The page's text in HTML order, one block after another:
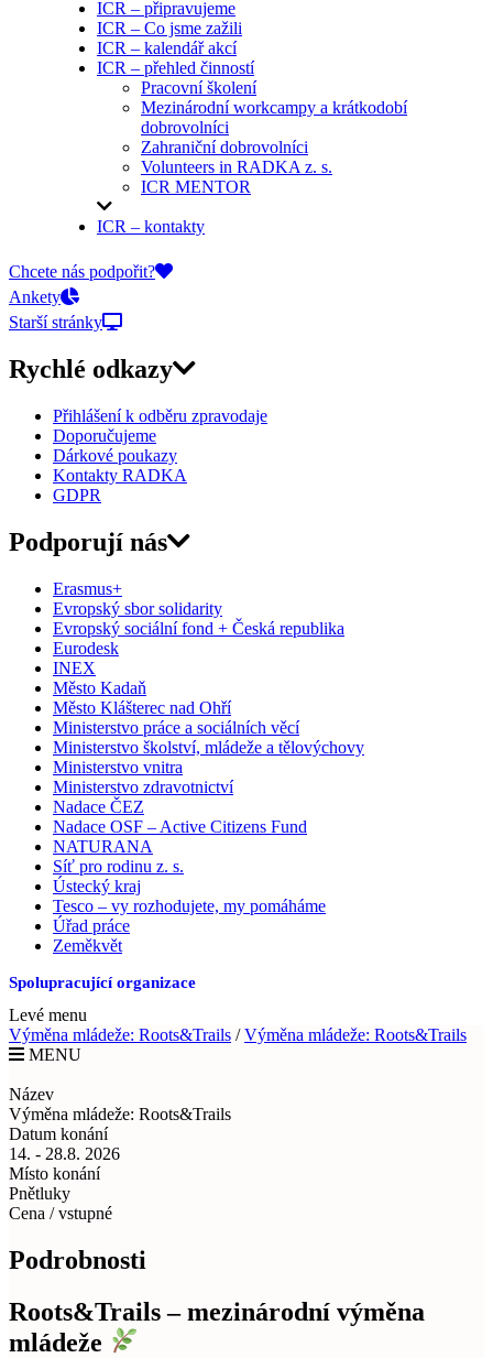
ICR – připravujeme
ICR – Co jsme zažili
ICR – kalendář akcí
ICR – přehled činností
Pracovní školení
Mezinárodní workcampy a krátkodobí
dobrovolníci
Zahraniční dobrovolníci
Volunteers in RADKA z. s.
ICR MENTOR
ICR – kontakty
On-line přihlášky
Chcete nás podpořit?
Ankety
Starší stránky
Rychlé odkazy
Přihlášení k odběru zpravodaje
Doporučujeme
Dárkové poukazy
Kontakty RADKA
GDPR
Podporují nás
Erasmus+
Evropský sbor solidarity
Evropský sociální fond + Česká republika
Eurodesk
INEX
Město Kadaň
Město Klášterec nad Ohří
Ministerstvo práce a sociálních věcí
Ministerstvo školství, mládeže a tělovýchovy
Ministerstvo vnitra
Ministerstvo zdravotnictví
Nadace ČEZ
Nadace OSF – Active Citizens Fund
NATURANA
Síť pro rodinu z. s.
Ústecký kraj
Tesco – vy rozhodujete, my pomáháme
Úřad práce
Zeměkvět
Spolupracující organizace
Levé menu
Výměna mládeže: Roots&Trails /Výměna mládeže: Roots&Trails
MENU
Název
Výměna mládeže: Roots&Trails
Datum konání
14. - 28.8. 2026
Místo konání
Pnětluky
Cena / vstupné
Podrobnosti
Roots&Trails – mezinárodní výměna
mládeže